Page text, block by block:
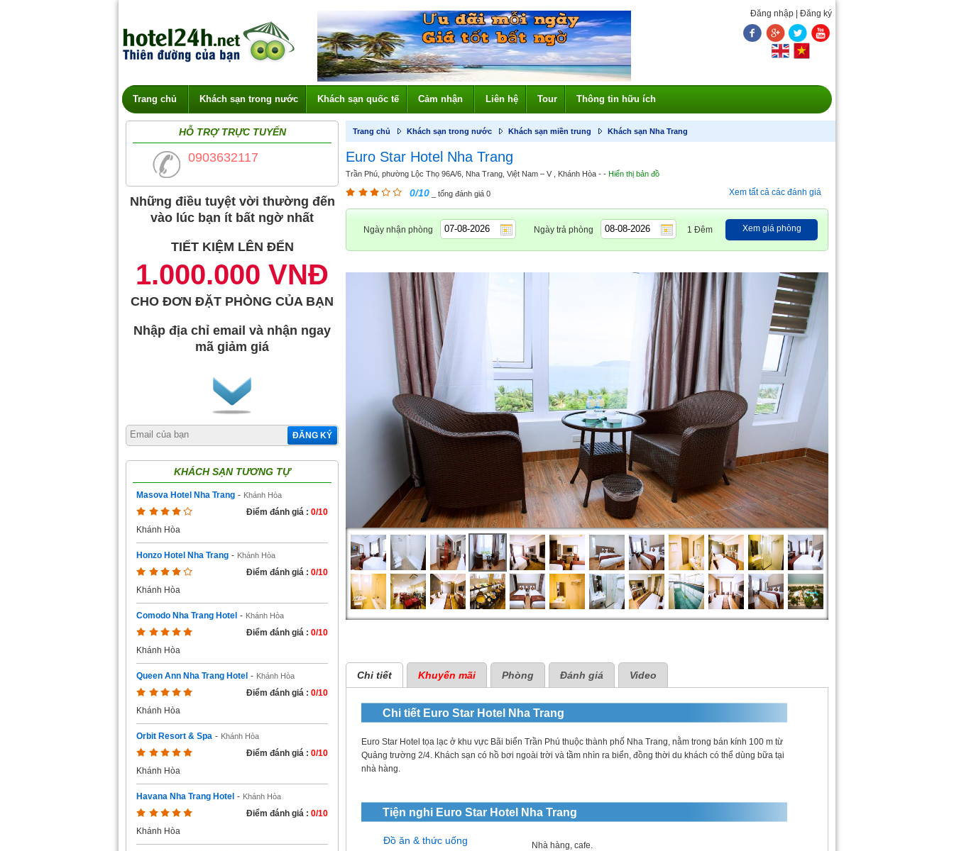
Đăng nhập Đăng ký
Trang chủ Khách sạn trong nước Khách sạn quốc tế Cảm nhận Liên hệ Tour Thông tin hữu ích
HỖ TRỢ TRỰC TUYẾN
0903632117
Những điều tuyệt vời thường đến
vào lúc bạn ít bất ngờ nhất
TIẾT KIỆM LÊN ĐẾN
1.000.000 VNĐ
CHO ĐƠN ĐẶT PHÒNG CỦA BẠN
Nhập địa chỉ email và nhận ngay
mã giảm giá
ĐĂNG KÝ
KHÁCH SẠN TƯƠNG TỰ
Masova Hotel Nha Trang - Khánh Hòa
Điểm đánh giá : 0/10
Khánh Hòa
Honzo Hotel Nha Trang - Khánh Hòa
Điểm đánh giá : 0/10
Khánh Hòa
Comodo Nha Trang Hotel - Khánh Hòa
Điểm đánh giá : 0/10
Khánh Hòa
Queen Ann Nha Trang Hotel - Khánh Hòa
Điểm đánh giá : 0/10
Khánh Hòa
Orbit Resort & Spa - Khánh Hòa
Điểm đánh giá : 0/10
Khánh Hòa
Havana Nha Trang Hotel - Khánh Hòa
Điểm đánh giá : 0/10
Khánh Hòa
Trang chủ Khách sạn trong nước Khách sạn miền trung Khách sạn Nha Trang
Euro Star Hotel Nha Trang
Trần Phú, phường Lộc Thọ 96A/6, Nha Trang, Việt Nam – V , Khánh Hòa - - Hiển thị bản đồ
0/10 _ tổng đánh giá 0 Xem tất cả các đánh giá
Ngày nhận phòng Ngày trả phòng 1 Đêm Xem giá phòng
Chi tiết Khuyến mãi Phòng Đánh giá Video
Chi tiết Euro Star Hotel Nha Trang
Euro Star Hotel tọa lạc ở khu vực Bãi biển Trần Phú thuộc thành phố Nha Trang, nằm trong bán kính 100 m từ
Quảng trường 2/4. Khách sạn có hồ bơi ngoài trời và tầm nhìn ra biển, đồng thời du khách có thể dùng bữa tại
nhà hàng.
Tiện nghi Euro Star Hotel Nha Trang
Đồ ăn & thức uống Nhà hàng, cafe.